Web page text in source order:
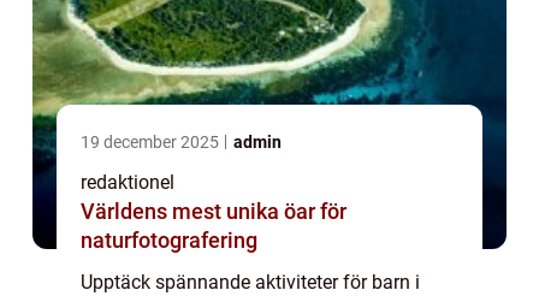
19 december 2025 admin
redaktionel
Världens mest unika öar för
naturfotografering
Upptäck spännande aktiviteter för barn i